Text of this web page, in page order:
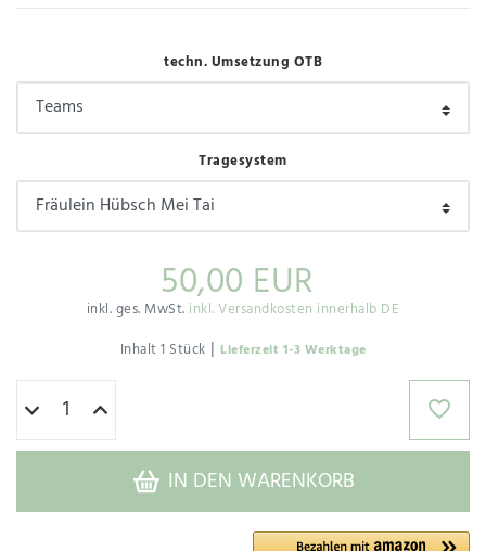
techn. Umsetzung OTB
Tragesystem
50,00 EUR
inkl. ges. MwSt. inkl. Versandkosten innerhalb DE
Inhalt1 Stück | Lieferzeit 1-3 Werktage
IN DEN WARENKORB